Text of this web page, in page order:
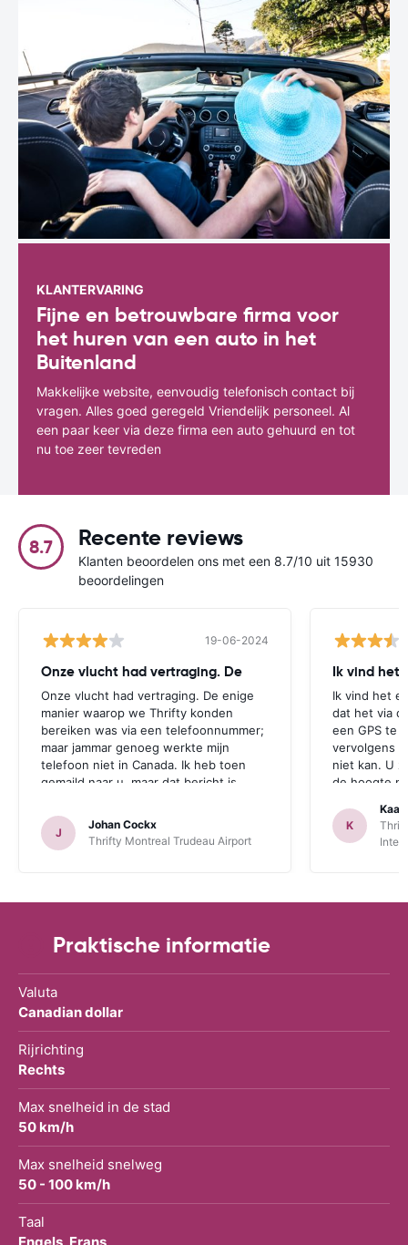
KLANTERVARING
Fijne en betrouwbare firma voor
het huren van een auto in het
Buitenland
Makkelijke website, eenvoudig telefonisch contact bij
vragen. Alles goed geregeld Vriendelijk personeel. Al
een paar keer via deze firma een auto gehuurd en tot
nu toe zeer tevreden
8.7 Recente reviews
Klanten beoordelen ons met een 8.7/10 uit 15930
beoordelingen
19-06-2024
Onze vlucht had vertraging. De
Onze vlucht had vertraging. De enige
manier waarop we Thrifty konden
bereiken was via een telefoonnummer;
maar jammar genoeg werkte mijn
telefoon niet in Canada. Ik heb toen
gemaild naar u, maar dat bericht is
Deze opmerking geldt zowel voor
Thrifte als voor u: het zou fijn zijn om
op een andere manier contact te
ook over Wifi werkt.
J
Johan Cockx
Thrifty Montreal Trudeau Airport
Ik vind het
Ik vind het
dat het via
een GPS te
vervolgens
niet kan. U
de hoogte
een GPS bij
is. Dan
K
Kaat
Praktische informatie
Valuta
Canadian dollar
Rijrichting
Rechts
Max snelheid in de stad
50 km/h
Max snelheid snelweg
50 - 100 km/h
Taal